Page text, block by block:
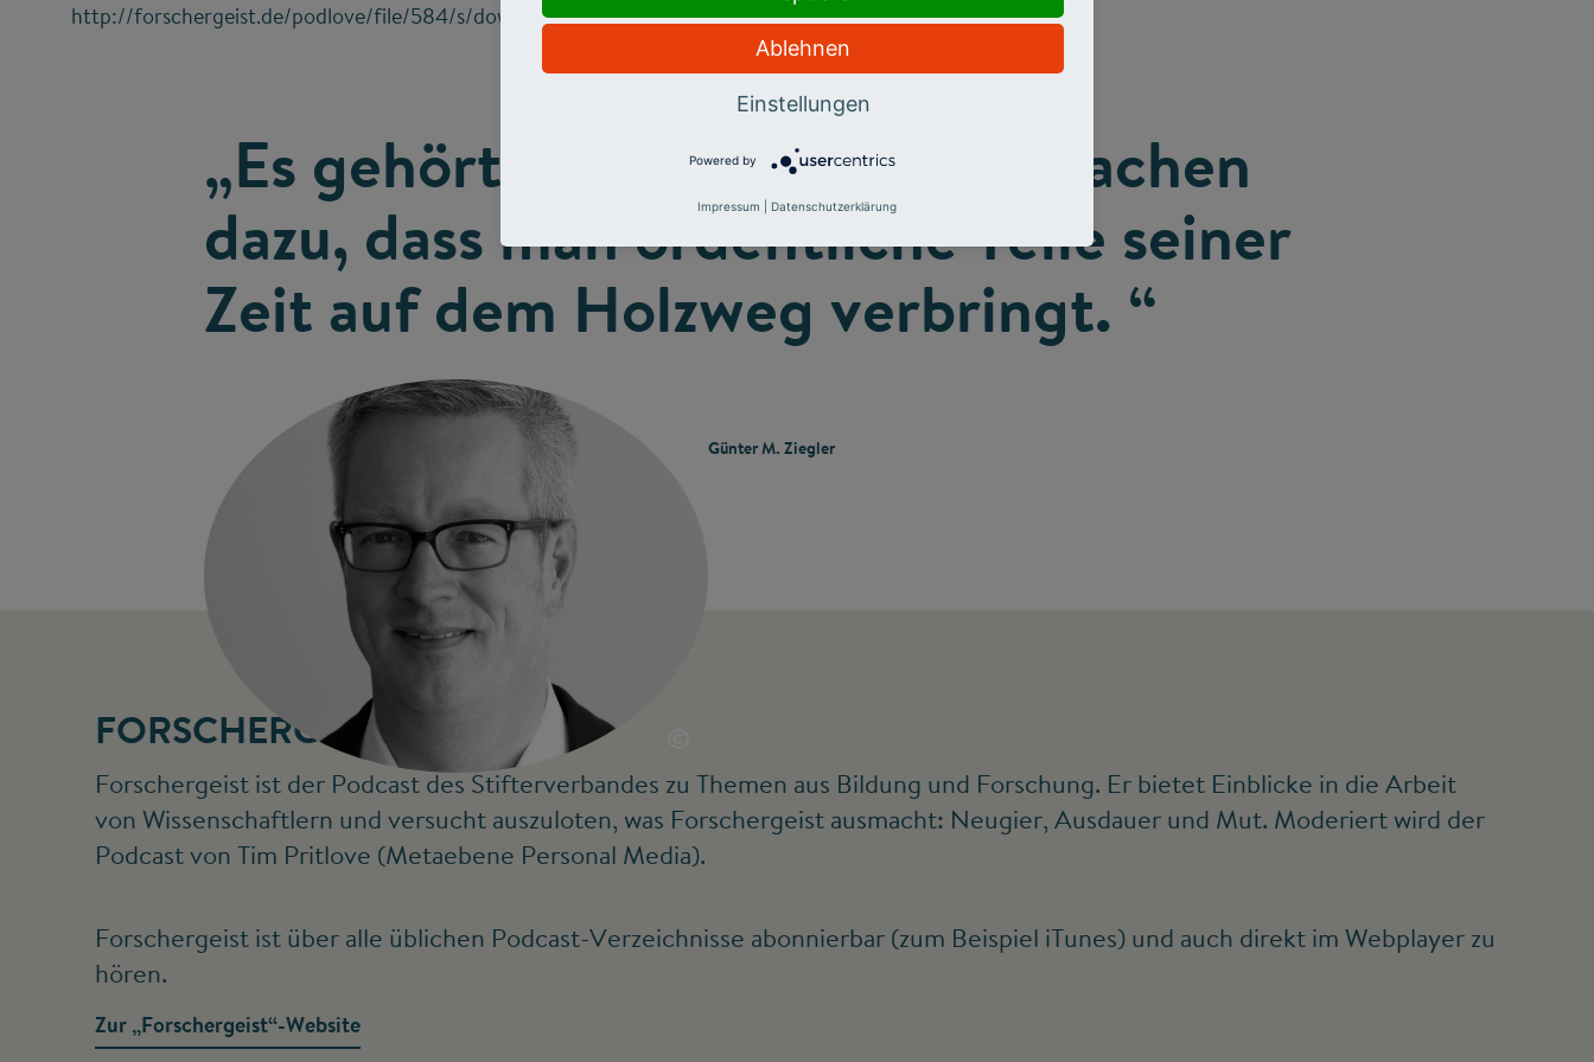
http://forschergeist.de/podlove/file/584/s/download/c/select-show/fg031-abenteuer-mathematik.mp3
„Es gehört zum Wissenschaft machen
dazu, dass man ordentliche Teile seiner
Zeit auf dem Holzweg verbringt. “
Günter M. Ziegler
FORSCHERGEIST
Forschergeist ist der Podcast des Stifterverbandes zu Themen aus Bildung und Forschung. Er bietet Einblicke in die Arbeit
von Wissenschaftlern und versucht auszuloten, was Forschergeist ausmacht: Neugier, Ausdauer und Mut. Moderiert wird der
Podcast von Tim Pritlove (Metaebene Personal Media).
Forschergeist ist über alle üblichen Podcast-Verzeichnisse abonnierbar (zum Beispiel iTunes) und auch direkt im Webplayer zu
hören.
Zur „Forschergeist“-Website
Ablehnen
Einstellungen
Powered by
Impressum Datenschutzerklärung